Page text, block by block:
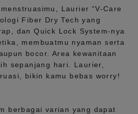
Laurier “V-Care
Fiber Dry Tech yang
danQuick Lock System-nya
membuatmu nyaman serta
bocor. Area kewanitaan
sepanjang hari.
Laurier,
bikin kamu bebas worry!
berbagai varian yang dapat